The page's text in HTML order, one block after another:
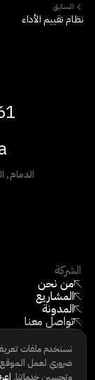
السابق
نظام تقييم الأداء
الشركة
من نحن
المشاريع
المدونة
تواصل معنا
كن مورّدًا
©
2026جميع
الدمام,
نستخدم ملفات
ضروري لعمل
وتحسين خدماتنا.